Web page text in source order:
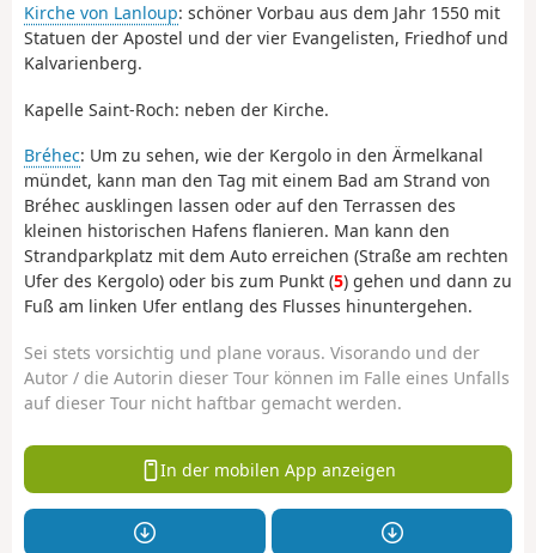
Kirche von Lanloup: schöner Vorbau aus dem Jahr 1550 mit
Statuen der Apostel und der vier Evangelisten, Friedhof und
Kalvarienberg.
Kapelle Saint-Roch: neben der Kirche.
Bréhec: Um zu sehen, wie der Kergolo in den Ärmelkanal
mündet, kann man den Tag mit einem Bad am Strand von
Bréhec ausklingen lassen oder auf den Terrassen des
kleinen historischen Hafens flanieren. Man kann den
Strandparkplatz mit dem Auto erreichen (Straße am rechten
Ufer des Kergolo) oder bis zum Punkt (5) gehen und dann zu
Fuß am linken Ufer entlang des Flusses hinuntergehen.
Sei stets vorsichtig und plane voraus. Visorando und der
Autor / die Autorin dieser Tour können im Falle eines Unfalls
auf dieser Tour nicht haftbar gemacht werden.
In der mobilen App anzeigen